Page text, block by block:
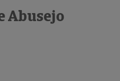
Abusejo